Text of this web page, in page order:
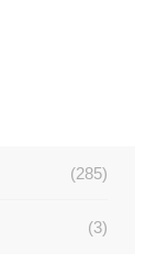
(285)
(3)